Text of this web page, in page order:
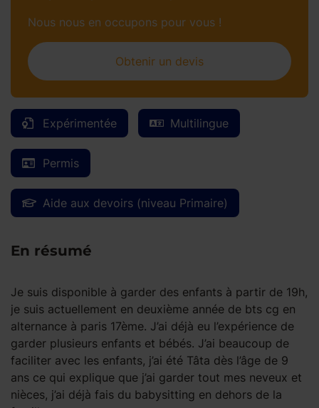
Expérimentée Multilingue
Permis
Aide aux devoirs (niveau Primaire)
En résumé
Je suis disponible à garder des enfants à partir de 19h,
je suis actuellement en deuxième année de bts cg en
alternance à paris 17ème. J’ai déjà eu l’expérience de
garder plusieurs enfants et bébés. J’ai beaucoup de
faciliter avec les enfants, j’ai été Tâta dès l’âge de 9
ans ce qui explique que j’ai garder tout mes neveux et
nièces, j’ai déjà fais du babysitting en dehors de la
Nous nous en occupons pour vous !
Obtenir un devis